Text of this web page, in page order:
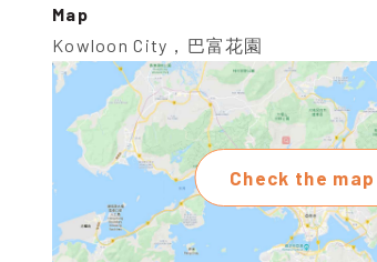
Map
Kowloon City，巴富花園
Check the map